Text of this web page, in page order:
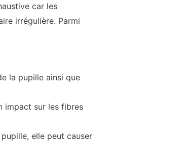
car les
irrégulière. Parmi
la pupille ainsi que
impact sur les fibres
elle peut causer